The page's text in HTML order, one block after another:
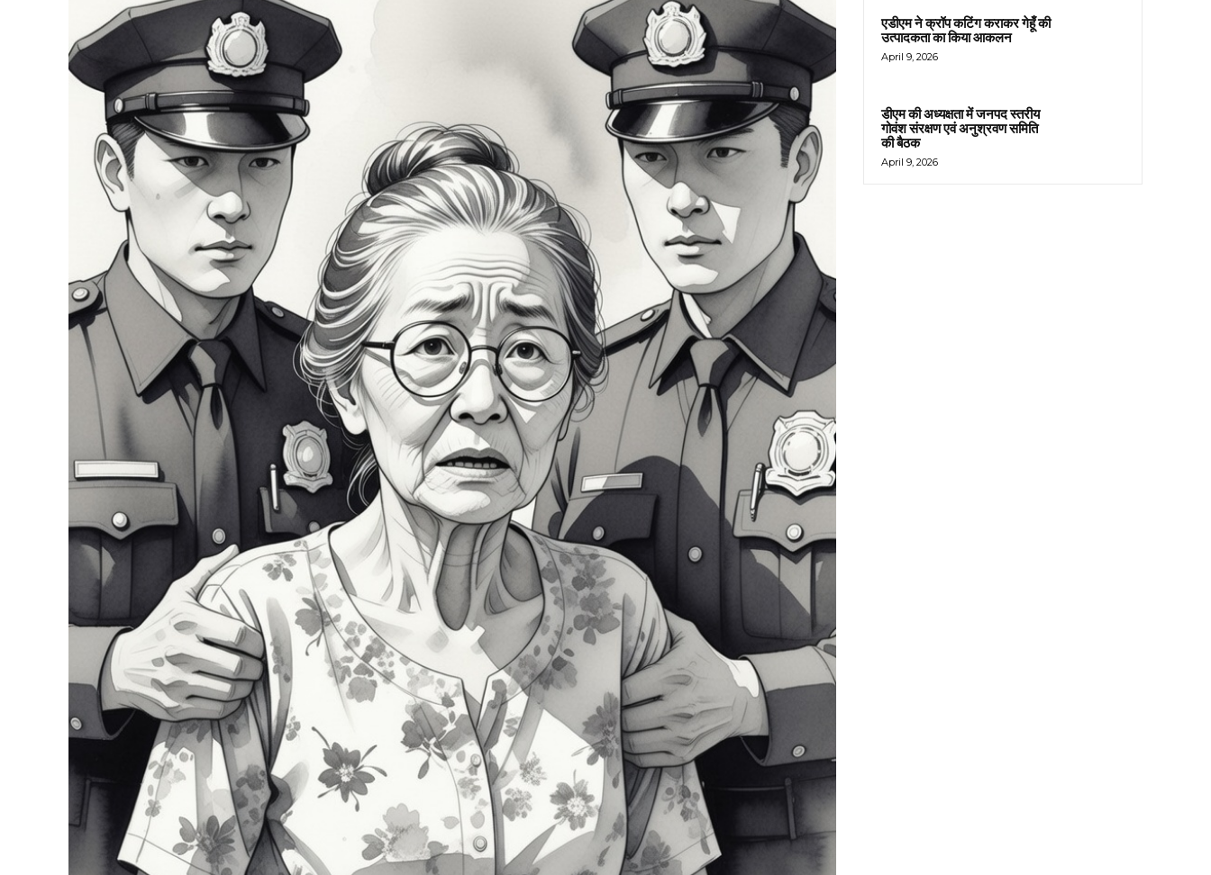
एडीएम ने क्रॉप कटिंग कराकर गेहूँ की
उत्पादकता का किया आकलन
April 9, 2026
डीएम की अध्यक्षता में जनपद स्तरीय
गोवंश संरक्षण एवं अनुश्रवण समिति
की बैठक
April 9, 2026